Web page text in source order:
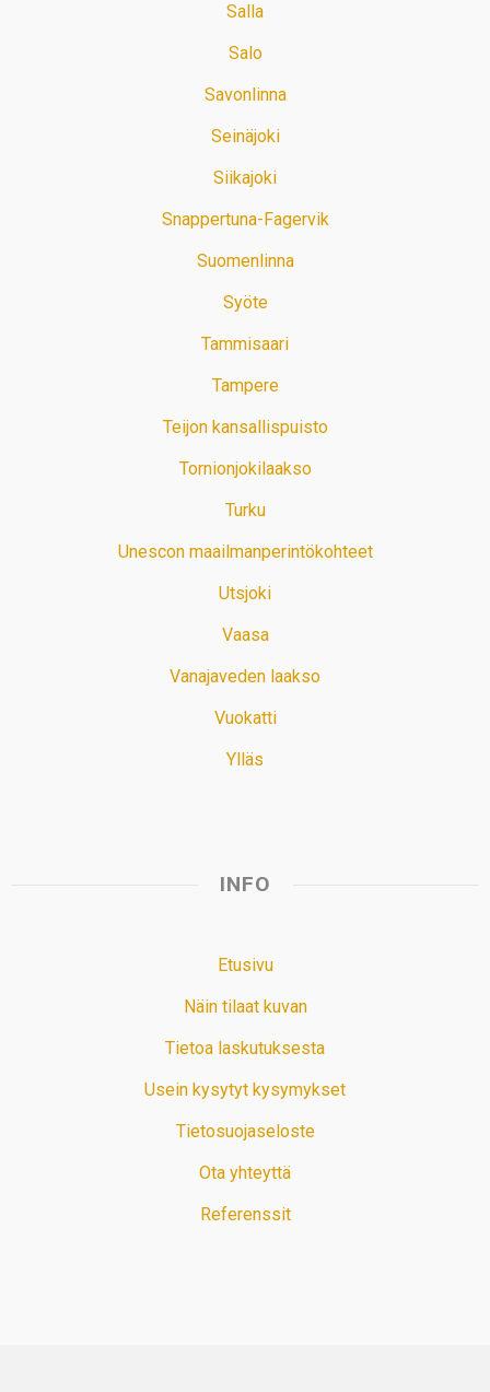
Salla
Salo
Savonlinna
Seinäjoki
Siikajoki
Snappertuna-Fagervik
Suomenlinna
Syöte
Tammisaari
Tampere
Teijon kansallispuisto
Tornionjokilaakso
Turku
Unescon maailmanperintökohteet
Utsjoki
Vaasa
Vanajaveden laakso
Vuokatti
Ylläs
INFO
Etusivu
Näin tilaat kuvan
Tietoa laskutuksesta
Usein kysytyt kysymykset
Tietosuojaseloste
Ota yhteyttä
Referenssit